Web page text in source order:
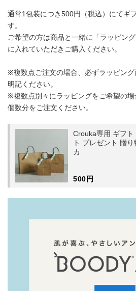
通常1包装につき500円（税込）にてギ
す。
ご希望の方は商品と一緒に「ラッピン
に入れていただきご購入ください。
※複数点ご注文の場合、必ずラッピン
明記ください。
※複数点別々にラッピングをご希望の
個数分をご注文ください。
Crouka専用 ギフト
ト プレゼント 贈
カ
500円